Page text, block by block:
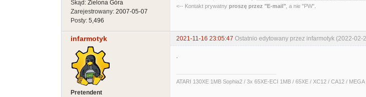
Skąd: Zielona Góra
Zarejestrowany: 2007-05-07
Posty: 5,496
<-- Kontakt prywatny proszę przez "E-mail" , a nie "PW".
infarmotyk 2021-11-16 23:05:47 Ostatnio edytowany przez infarmotyk (2022-02-
Pretendent
ATARI 130XE 1MB Sophia2 / 3x 65XE-ECI 1MB / 65XE / XC12 / CA12 /